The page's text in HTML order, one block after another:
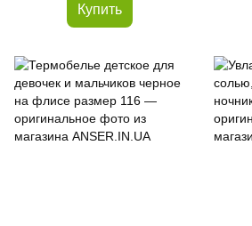
Купить